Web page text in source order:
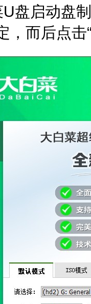
盘启动盘
，而后点击